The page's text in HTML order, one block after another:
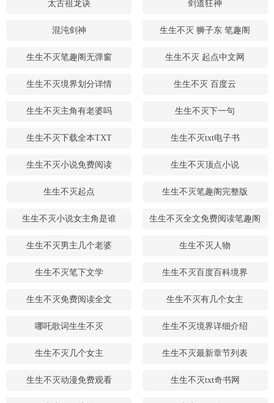
太古祖龙诀 剑道狂神
混沌剑神 生生不灭 狮子东 笔趣阁
生生不灭笔趣阁无弹窗 生生不灭 起点中文网
生生不灭境界划分详情 生生不灭 百度云
生生不灭主角有老婆吗 生生不灭下一句
生生不灭下载全本TXT 生生不灭txt电子书
生生不灭小说免费阅读 生生不灭顶点小说
生生不灭起点 生生不灭笔趣阁完整版
生生不灭小说女主角是谁 生生不灭全文免费阅读笔趣阁
生生不灭男主几个老婆 生生不灭人物
生生不灭笔下文学 生生不灭百度百科境界
生生不灭免费阅读全文 生生不灭有几个女主
哪吒歌词生生不灭 生生不灭境界详细介绍
生生不灭几个女主 生生不灭最新章节列表
生生不灭动漫免费观看 生生不灭txt奇书网